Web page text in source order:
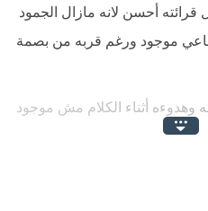
أحسن لانه مازال الجمود
موجود ورغم قربه من بصمة
وهدوءه أثناء الكلام مش موجود